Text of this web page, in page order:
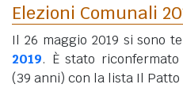
Elezioni Comunali
Il 26 maggio 2019 si sono
2019. È stato
(39 anni) con la lista Il